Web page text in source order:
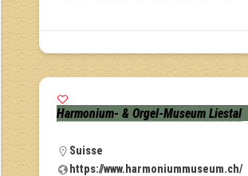
Harmonium- & Orgel-Museum Liestal
Suisse
https://www.harmoniummuseum.ch/